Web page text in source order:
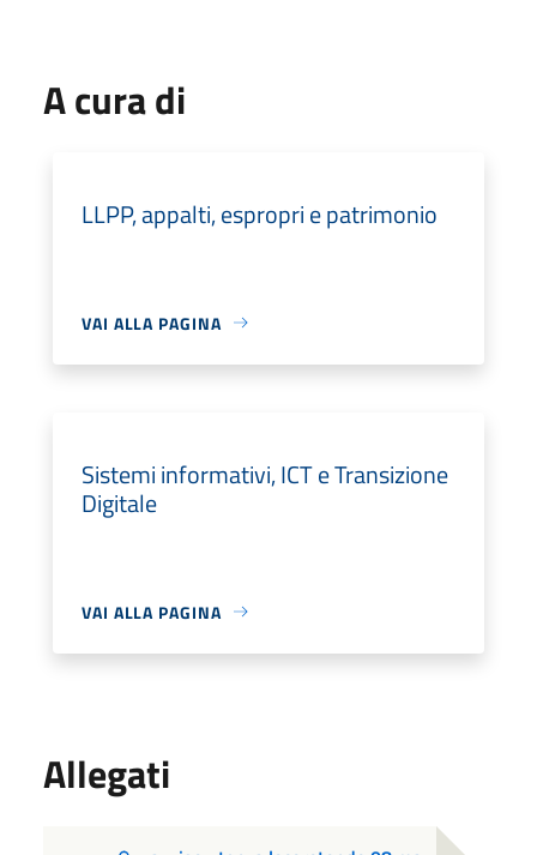
A cura di
LLPP, appalti, espropri e patrimonio
VAI ALLA PAGINA
Sistemi informativi, ICT e Transizione
Digitale
VAI ALLA PAGINA
Allegati